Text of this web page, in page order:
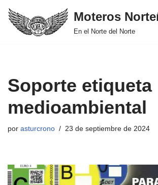
Saltar
Moteros
En el Norte del Norte
Soporte etiqueta
medioambiental
por asturcrono 23 de septiembre de 2024